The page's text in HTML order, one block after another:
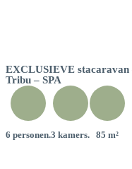
EXCLUSIEVE stacaravan
Tribu – SPA
6 personen.3 kamers. 85 m²